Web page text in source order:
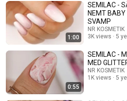
1:00
SEMILAC - SÅDAN
NEMT BABY
SVAMP
NR KOSMETIK
3K views
5
0:55
SEMILAC - MARMOR NEGLE
MED
NR KOSMETIK
1K views
5